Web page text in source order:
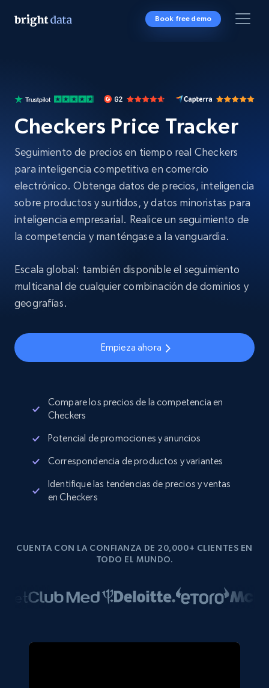
Book free demo
Checkers Price Tracker
Seguimiento de precios en tiempo real Checkers
para inteligencia competitiva en comercio
electrónico. Obtenga datos de precios, inteligencia
sobre productos y surtidos, y datos minoristas para
inteligencia empresarial. Realice un seguimiento de
la competencia y manténgase a la vanguardia.
Escala global: también disponible el seguimiento
multicanal de cualquier combinación de dominios y
geografías.
Empieza ahora
Compare los precios de la competencia en
Checkers
Potencial de promociones y anuncios
Correspondencia de productos y variantes
Identifique las tendencias de precios y ventas
en Checkers
CUENTA CON LA CONFIANZA DE 20,000+ CLIENTES EN
TODO EL MUNDO.